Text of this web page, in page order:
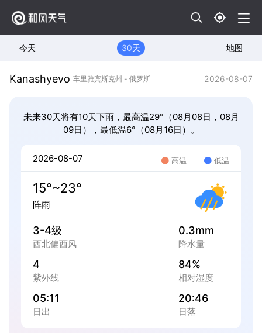
今天 30天 地图
Kanashyevo 车里雅宾斯克州 - 俄罗斯 2026-08-07
未来30天将有10天下雨，最高温29°（08月08日，08月
09日），最低温6°（08月16日）。
2026-08-07 高温 低温
15°~23°
阵雨
3-4级
西北偏西风
0.3mm
降水量
4
紫外线
84%
相对湿度
05:11
日出
20:46
日落